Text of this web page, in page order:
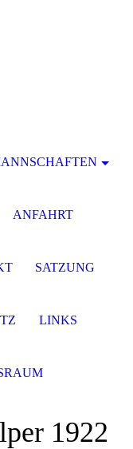
1922
ANFAHRT
SATZUNG
LINKS